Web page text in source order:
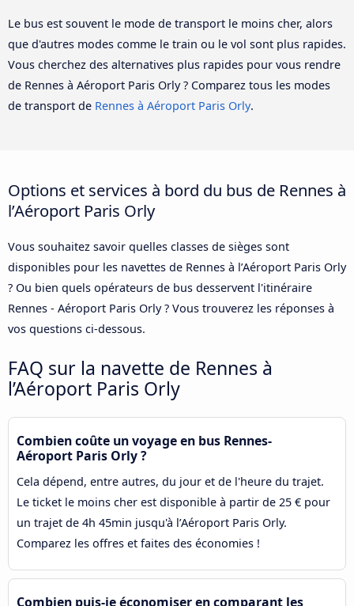
Le bus est souvent le mode de transport le moins cher, alors
que d'autres modes comme le train ou le vol sont plus rapides.
Vous cherchez des alternatives plus rapides pour vous rendre
de Rennes à Aéroport Paris Orly ? Comparez tous les modes
de transport de Rennes à Aéroport Paris Orly.
Options et services à bord du bus de Rennes à
l’Aéroport Paris Orly
Vous souhaitez savoir quelles classes de sièges sont
disponibles pour les navettes de Rennes à l’Aéroport Paris Orly
? Ou bien quels opérateurs de bus desservent l'itinéraire
Rennes - Aéroport Paris Orly ? Vous trouverez les réponses à
vos questions ci-dessous.
FAQ sur la navette de Rennes à
l’Aéroport Paris Orly
Combien coûte un voyage en bus Rennes-
Aéroport Paris Orly ?
Cela dépend, entre autres, du jour et de l'heure du trajet.
Le ticket le moins cher est disponible à partir de 25 € pour
un trajet de 4h 45min jusqu'à l’Aéroport Paris Orly.
Comparez les offres et faites des économies !
Combien puis-je économiser en comparant les